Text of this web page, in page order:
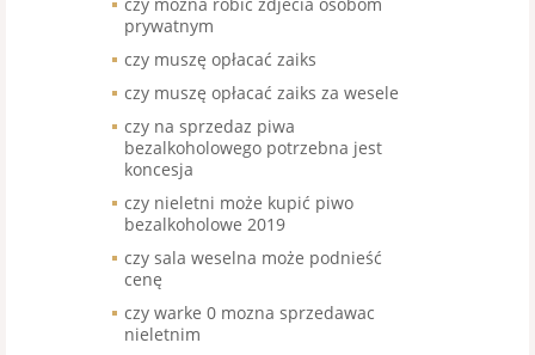
prywatnym
czy muszę opłacać zaiks
czy muszę opłacać zaiks za wesele
czy na sprzedaz piwa
bezalkoholowego potrzebna jest
koncesja
czy nieletni może kupić piwo
bezalkoholowe 2019
czy sala weselna może podnieść
cenę
czy warke 0 mozna sprzedawac
nieletnim